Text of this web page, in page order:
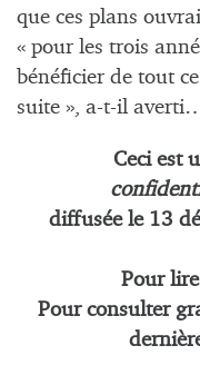
que ces plans
« pour les trois
bénéficier de tout
suite », a-t-il
Ceci est
diffusée le13
Pour
Pour consulter